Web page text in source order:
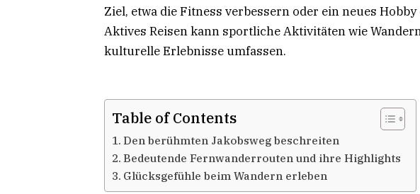
Ziel, etwa die Fitness verbessern oder ein neues
Aktives Reisen kann sportliche Aktivitäten wie
kulturelle Erlebnisse umfassen.
Table of Contents
Den berühmten Jakobsweg beschreiten
Bedeutende Fernwanderrouten und ihre Highlights
Glücksgefühle beim Wandern erleben